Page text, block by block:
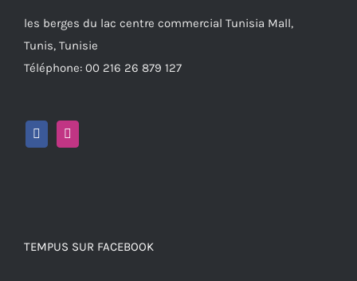
les berges du lac centre commercial Tunisia Mall,
Tunis, Tunisie
Téléphone: 00 216 26 879 127
TEMPUS SUR FACEBOOK